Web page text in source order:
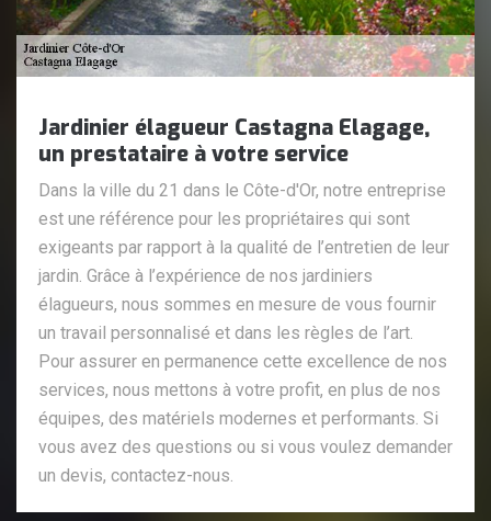
Jardinier élagueur Castagna Elagage,
un prestataire à votre service
Dans la ville du 21 dans le Côte-d'Or, notre entreprise
est une référence pour les propriétaires qui sont
exigeants par rapport à la qualité de l’entretien de leur
jardin. Grâce à l’expérience de nos jardiniers
élagueurs, nous sommes en mesure de vous fournir
un travail personnalisé et dans les règles de l’art.
Pour assurer en permanence cette excellence de nos
services, nous mettons à votre profit, en plus de nos
équipes, des matériels modernes et performants. Si
vous avez des questions ou si vous voulez demander
un devis, contactez-nous.